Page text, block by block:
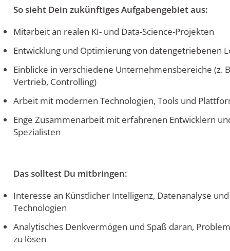
So sieht Dein zukünftiges Aufgabengebiet aus:
Mitarbeit an realen KI- und Data-Science-Projekten
Entwicklung und Optimierung von datengetriebenen
Einblicke in verschiedene Unternehmensbereiche (z.
Vertrieb, Controlling)
Arbeit mit modernen Technologien, Tools und
Enge Zusammenarbeit mit erfahrenen Entwicklern
Spezialisten
Das solltest Du mitbringen:
Interesse an Künstlicher Intelligenz, Datenanalyse
Technologien
Analytisches Denkvermögen und Spaß daran,
zu lösen